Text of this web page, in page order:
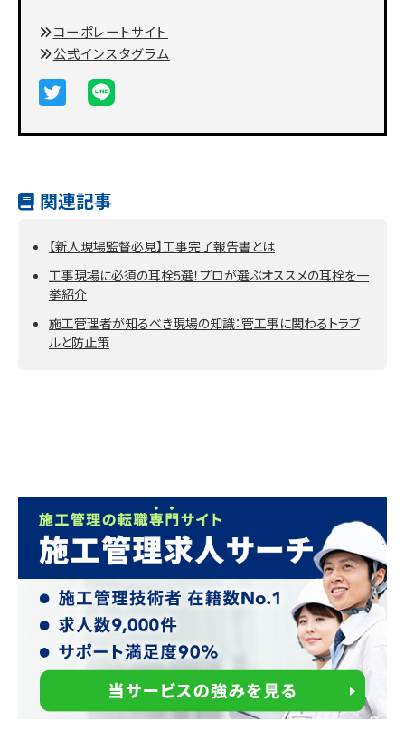
コーポレートサイト
公式インスタグラム
関連記事
【新人現場監督必見】工事完了報告書とは
工事現場に必須の耳栓5選！プロが選ぶオススメの耳栓を一
挙紹介
施工管理者が知るべき現場の知識：管工事に関わるトラブ
ルと防止策